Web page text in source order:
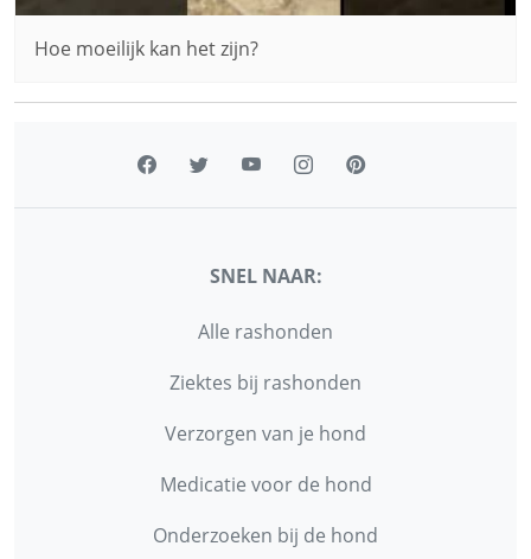
Hoe moeilijk kan het zijn?
SNEL NAAR:
Alle rashonden
Ziektes bij rashonden
Verzorgen van je hond
Medicatie voor de hond
Onderzoeken bij de hond